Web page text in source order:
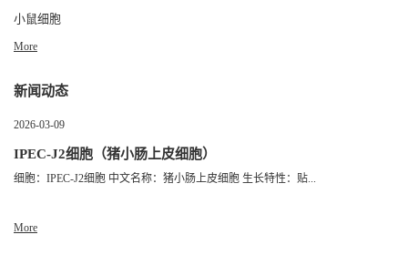
小鼠细胞
More
新闻动态
2026-03-09
IPEC-J2细胞（猪小肠上皮细胞）
细胞：IPEC-J2细胞 中文名称：猪小肠上皮细胞 生长特性：贴...
More